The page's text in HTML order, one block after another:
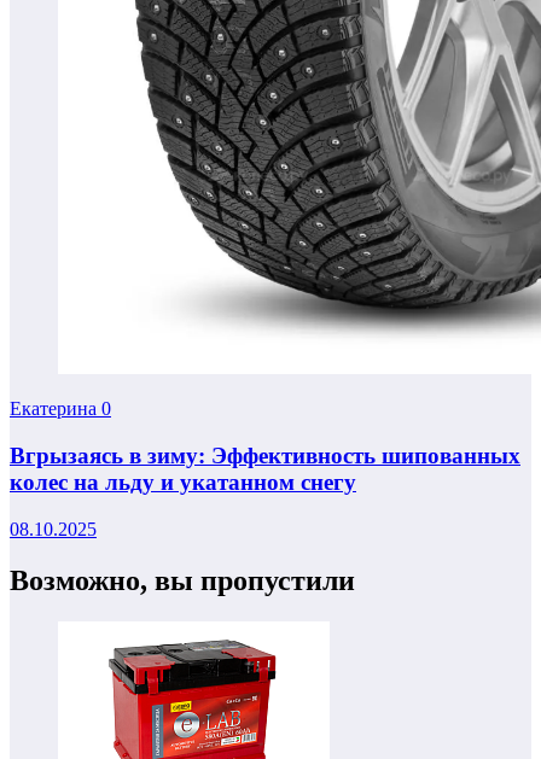
Екатерина 0
Вгрызаясь в зиму: Эффективность шипованных
колес на льду и укатанном снегу
08.10.2025
Возможно, вы пропустили